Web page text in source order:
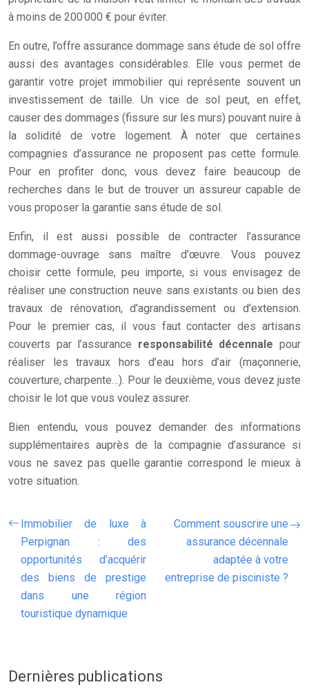
à moins de 200 000 € pour éviter.
En outre, l’offre assurance dommage sans étude de sol offre
aussi des avantages considérables. Elle vous permet de
garantir votre projet immobilier qui représente souvent un
investissement de taille. Un vice de sol peut, en effet,
causer des dommages (fissure sur les murs) pouvant nuire à
la solidité de votre logement. À noter que certaines
compagnies d’assurance ne proposent pas cette formule.
Pour en profiter donc, vous devez faire beaucoup de
recherches dans le but de trouver un assureur capable de
vous proposer la garantie sans étude de sol.
Enfin, il est aussi possible de contracter l’assurance
dommage-ouvrage sans maître d’œuvre. Vous pouvez
choisir cette formule, peu importe, si vous envisagez de
réaliser une construction neuve sans existants ou bien des
travaux de rénovation, d’agrandissement ou d’extension.
Pour le premier cas, il vous faut contacter des artisans
couverts par l’assurance responsabilité décennale pour
réaliser les travaux hors d’eau hors d’air (maçonnerie,
couverture, charpente…). Pour le deuxième, vous devez juste
choisir le lot que vous voulez assurer.
Bien entendu, vous pouvez demander des informations
supplémentaires auprès de la compagnie d’assurance si
vous ne savez pas quelle garantie correspond le mieux à
votre situation.
Immobilier de luxe à
Perpignan : des
opportunités d’acquérir
des biens de prestige
dans une région
touristique dynamique
Comment souscrire une
assurance décennale
adaptée à votre
entreprise de pisciniste ?
Dernières publications